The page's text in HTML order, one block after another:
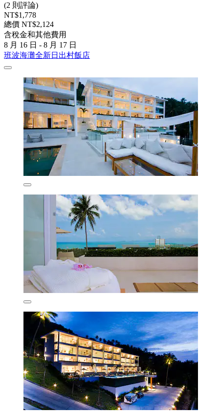
(2 則評論)
NT$1,778
總價 NT$2,124
含稅金和其他費用
8 月 16 日 - 8 月 17 日
班波海灘全新日出村飯店